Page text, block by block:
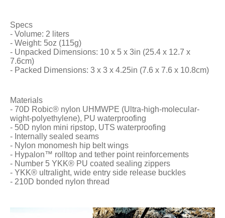
Specs
- Volume: 2 liters
- Weight: 5oz (115g)
- Unpacked Dimensions: 10 x 5 x 3in (25.4 x 12.7 x
7.6cm)
- Packed Dimensions: 3 x 3 x 4.25in (7.6 x 7.6 x 10.8cm)
Materials
- 70D Robic® nylon UHMWPE (Ultra-high-molecular-
wight-polyethylene), PU waterproofing
- 50D nylon mini ripstop, UTS waterproofing
- Internally sealed seams
- Nylon monomesh hip belt wings
- Hypalon™ rolltop and tether point reinforcements
- Number 5 YKK® PU coated sealing zippers
- YKK® ultralight, wide entry side release buckles
- 210D bonded nylon thread